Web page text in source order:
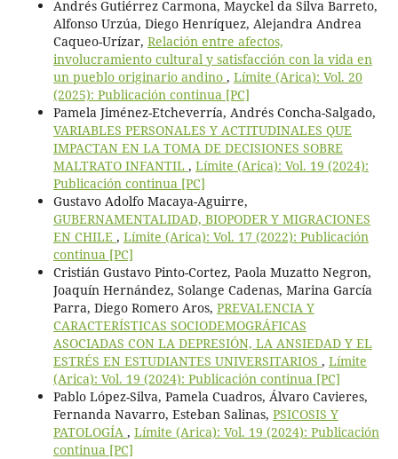
Andrés Gutiérrez Carmona, Mayckel da Silva Barreto,
Alfonso Urzúa, Diego Henríquez, Alejandra Andrea
Caqueo-Urízar, Relación entre afectos,
involucramiento cultural y satisfacción con la vida en
un pueblo originario andino , Límite (Arica): Vol. 20
(2025): Publicación continua [PC]
Pamela Jiménez-Etcheverría, Andrés Concha-Salgado,
VARIABLES PERSONALES Y ACTITUDINALES QUE
IMPACTAN EN LA TOMA DE DECISIONES SOBRE
MALTRATO INFANTIL , Límite (Arica): Vol. 19 (2024):
Publicación continua [PC]
Gustavo Adolfo Macaya-Aguirre,
GUBERNAMENTALIDAD, BIOPODER Y MIGRACIONES
EN CHILE , Límite (Arica): Vol. 17 (2022): Publicación
continua [PC]
Cristián Gustavo Pinto-Cortez, Paola Muzatto Negron,
Joaquín Hernández, Solange Cadenas, Marina García
Parra, Diego Romero Aros, PREVALENCIA Y
CARACTERÍSTICAS SOCIODEMOGRÁFICAS
ASOCIADAS CON LA DEPRESIÓN, LA ANSIEDAD Y EL
ESTRÉS EN ESTUDIANTES UNIVERSITARIOS , Límite
(Arica): Vol. 19 (2024): Publicación continua [PC]
Pablo López-Silva, Pamela Cuadros, Álvaro Cavieres,
Fernanda Navarro, Esteban Salinas, PSICOSIS Y
PATOLOGÍA , Límite (Arica): Vol. 19 (2024): Publicación
continua [PC]